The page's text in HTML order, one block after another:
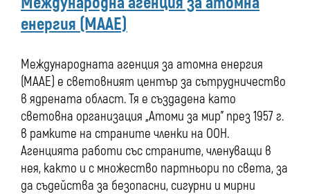
енергия (МААЕ)
Международната агенция за атомна енергия
(МААЕ) е световният център за сътрудничество
в ядрената област. Тя е създадена като
световна организация „Атоми за мир” през 1957 г.
в рамките на страните членки на ООН.
Агенцията работи със страните, членуващи в
нея, както и с множество партньори по света, за
да съдейства за безопасни, сигурни и мирни